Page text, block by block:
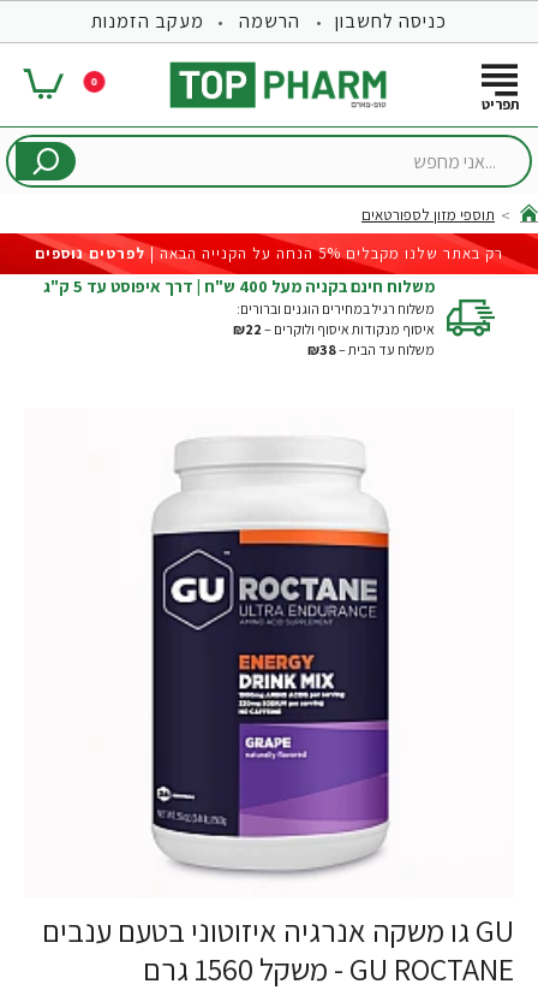
כניסה לחשבון הרשמה מעקב הזמנות
0
...אני
home
תוספי מזון לספורטאים
רק באתר שלנו מקבלים 5% הנחה על הקנייה הבאה |
לפרטים נוספים
משלוח חינם בקניה מעל 400 ש"ח | דרך איפוסט עד 5 ק"ג
משלוח רגיל במחירים הוגנים וברורים:
איסוף מנקודות איסוף ולוקרים – ₪22
משלוח עד הבית –₪38
GU גו משקה אנרגיה איזוטוני בטעם ענבים
GU ROCTANE - משקל 1560 גרם